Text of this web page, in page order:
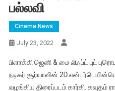
பல்லவி
Cinema News
July 23, 2022
பிளாக்கி ஜெனி & மை லிஃப்ட் புட்
நடிகர் சூர்யாவின் 2D
வழங்கிய திரைப்படம் கார்கி. கவுதம்